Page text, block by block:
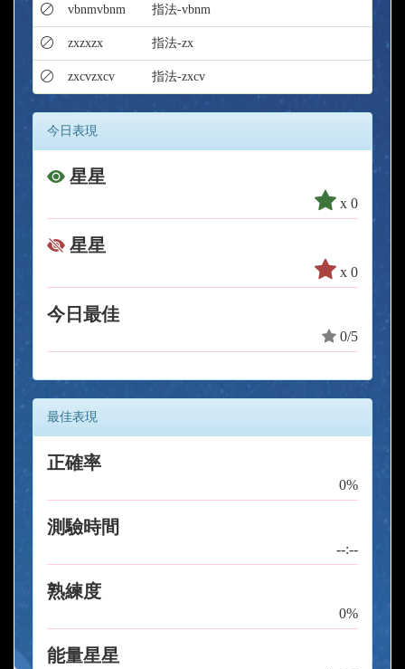
vbnmvbnm 指法-vbnm
zxzxzx 指法-zx
zxcvzxcv 指法-zxcv
今日表現
星星
x 0
星星
x 0
今日最佳
0/5
最佳表現
正確率
0%
測驗時間
--:--
熟練度
0%
能量星星